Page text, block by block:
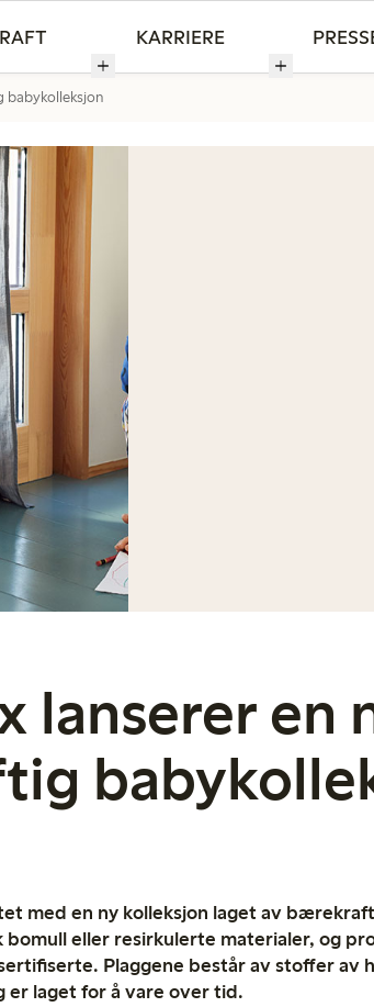
KARRIERE
babykolleksjon
lanserer en
med en ny kolleksjon laget av
eller resirkulerte materialer, og
Plaggene består av stoffer av
laget for å vare over tid.